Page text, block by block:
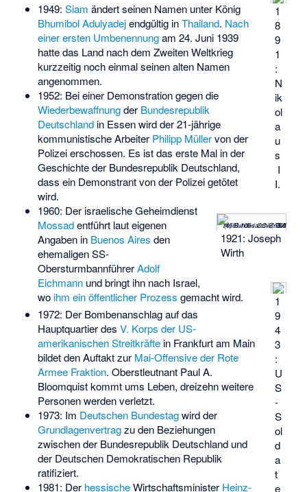
1
8
9
1
:
N
ik
ol
a
u
s
I
I.
(c) Bundesarchiv, Bild 146III-105 / CC-BY-SA 3.0
1921: Joseph
Wirth
1
9
4
3
:
U
S
-
S
ol
d
a
t
e
1949: Siam ändert seinen Namen unter König
Bhumibol Adulyadejendgültig inThailand. Nach
einer ersten Umbenennungam 24. Juni 1939
hatte das Land nach dem Zweiten Weltkrieg
kurzzeitig noch einmal seinen alten Namen
angenommen.
1952: Bei einer Demonstration gegen die
Wiederbewaffnungder Bundesrepublik
Deutschlandin Essen wird der 21-jährige
kommunistische Arbeiter Philipp Müllervon der
Polizei erschossen. Es ist das erste Mal in der
Geschichte der Bundesrepublik Deutschland,
dass ein Demonstrant von der Polizei getötet
wird.
1960: Der israelische Geheimdienst
Mossadentführt laut eigenen
Angaben in Buenos Aires den
ehemaligen SS-
ObersturmbannführerAdolf
Eichmannund bringt ihn nach Israel,
wo ihm ein öffentlicher Prozess gemacht wird.
1972: Der Bombenanschlag auf das
Hauptquartier des V. Korps der US-
amerikanischen Streitkräftein Frankfurt am Main
bildet den Auftakt zur Mai-Offensive der Rote
Armee Fraktion. Oberstleutnant Paul A.
Bloomquistkommt ums Leben, dreizehn weitere
Personen werden verletzt.
1973: Im Deutschen Bundestagwird der
Grundlagenvertragzu den Beziehungen
zwischen der Bundesrepublik Deutschland und
der Deutschen Demokratischen Republik
ratifiziert.
1981: Der hessischeWirtschaftsminister Heinz-